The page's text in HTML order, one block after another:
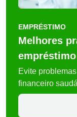
EMPRÉSTIMO
Melhores
empréstimo
Evite
financeiro